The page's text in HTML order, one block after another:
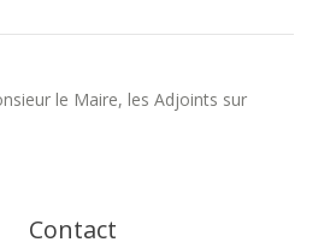
le Maire, les Adjoints sur
Contact